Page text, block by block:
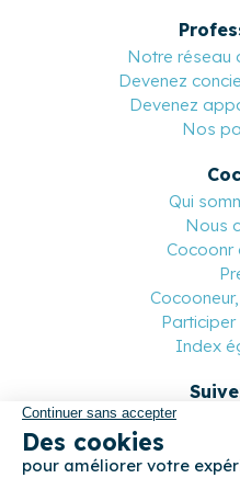
Notre réseau
Devenez
Devenez
Nos
Qui
Nous
Cocoonr
Index